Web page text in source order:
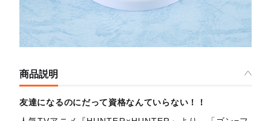
商品説明
友達になるのにだって資格なんていらない！！